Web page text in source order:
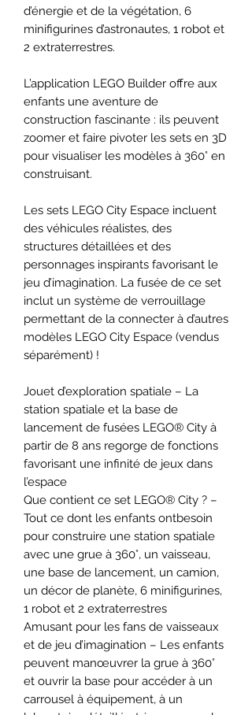
d’énergie et de la végétation, 6
minifigurines d’astronautes, 1 robot et
2 extraterrestres.
L’application LEGO Builder offre aux
enfants une aventure de
construction fascinante : ils peuvent
zoomer et faire pivoter les sets en 3D
pour visualiser les modèles à 360° en
construisant.
Les sets LEGO City Espace incluent
des véhicules réalistes, des
structures détaillées et des
personnages inspirants favorisant le
jeu d’imagination. La fusée de ce set
inclut un système de verrouillage
permettant de la connecter à d’autres
modèles LEGO City Espace (vendus
séparément) !
Jouet d’exploration spatiale – La
station spatiale et la base de
lancement de fusées LEGO® City à
partir de 8 ans regorge de fonctions
favorisant une infinité de jeux dans
l’espace
Que contient ce set LEGO® City ? –
Tout ce dont les enfants ontbesoin
pour construire une station spatiale
avec une grue à 360°, un vaisseau,
une base de lancement, un camion,
un décor de planète, 6 minifigurines,
1 robot et 2 extraterrestres
Amusant pour les fans de vaisseaux
et de jeu d’imagination – Les enfants
peuvent manœuvrer la grue à 360°
et ouvrir la base pour accéder à un
carrousel à équipement, à un